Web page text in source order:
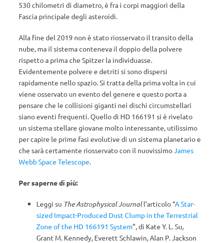
530 chilometri di diametro, è fra i corpi maggiori della
Fascia principale degli asteroidi.
Alla fine del 2019 non è stato riosservato il transito della
nube, ma il sistema conteneva il doppio della polvere
rispetto a prima che Spitzer la individuasse.
Evidentemente polvere e detriti si sono dispersi
rapidamente nello spazio. Si tratta della prima volta in cui
viene osservato un evento del genere e questo porta a
pensare che le collisioni giganti nei dischi circumstellari
siano eventi frequenti. Quello di HD 166191 si è rivelato
un sistema stellare giovane molto interessante, utilissimo
per capire le prime fasi evolutive di un sistema planetario e
che sarà certamente riosservato con il nuovissimoJames
Webb Space Telescope.
Per saperne di più:
Leggi su The Astrophysical Journall’articolo “A Star-
sized Impact-Produced Dust Clump in the Terrestrial
Zone of the HD 166191 System”, di Kate Y. L. Su,
Grant M. Kennedy, Everett Schlawin, Alan P. Jackson